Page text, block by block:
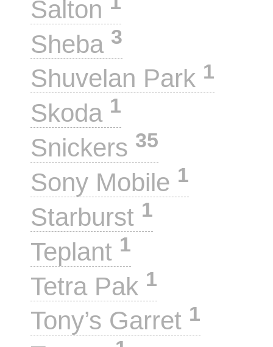
Salton
Sheba 3
Shuvelan Park 1
Skoda 1
Snickers 35
Sony Mobile 1
Starburst 1
Teplant 1
Tetra Pak 1
Tony’s Garret 1